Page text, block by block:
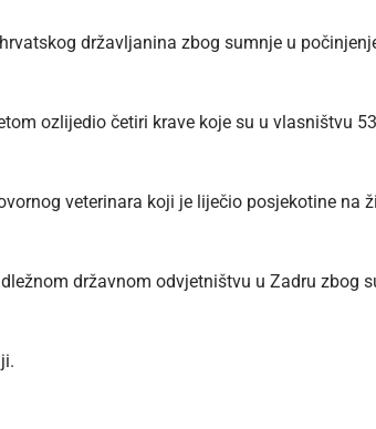
državljanina zbog sumnje u
ozlijedio četiri krave koje su u vlasništvu
veterinara koji je liječio posjekotine na
državnom odvjetništvu u Zadru zbog